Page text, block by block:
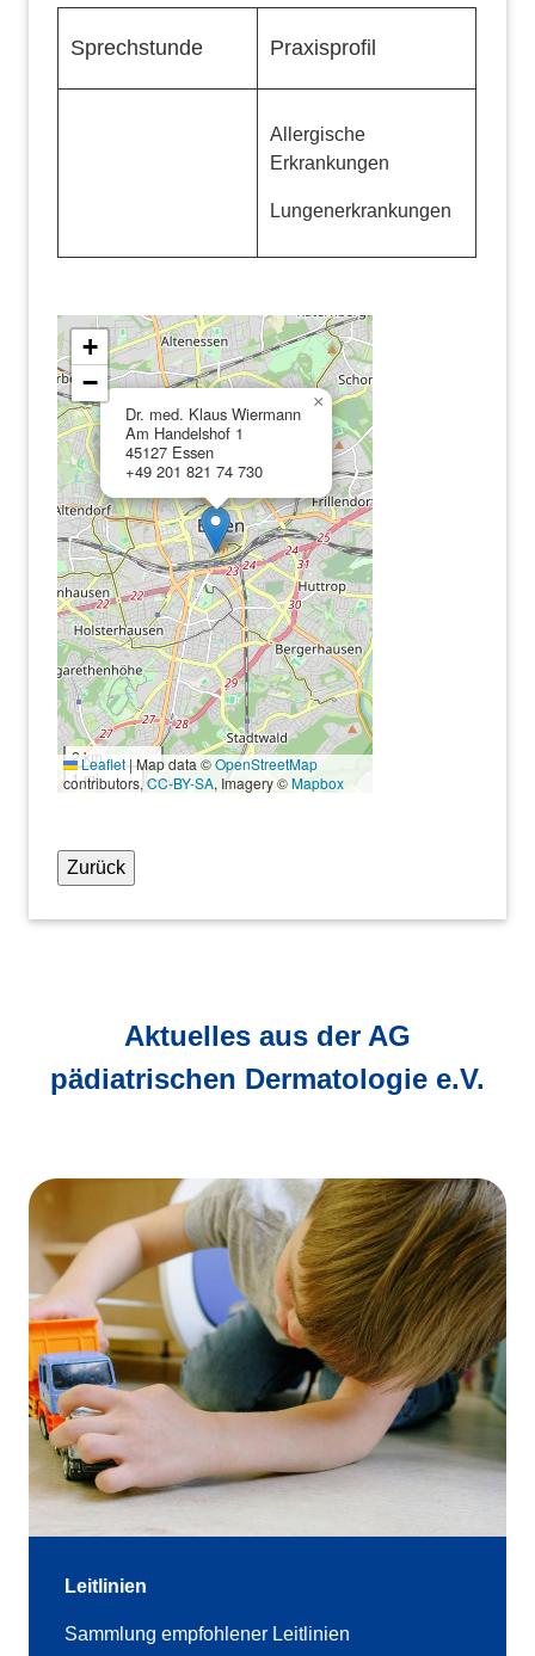
Sprechstunde Praxisprofil
Allergische
Erkrankungen
Lungenerkrankungen
Dr. med. Klaus Wiermann
Am Handelshof 1
45127 Essen
+49 201 821 74 730
×
+
−
2 km
1 mi
Leaflet|Map data ©OpenStreetMap
contributors,CC-BY-SA, Imagery ©Mapbox
Zurück
Aktuelles aus der AG
pädiatrischen Dermatologie e.V.
Leitlinien
Sammlung empfohlener Leitlinien